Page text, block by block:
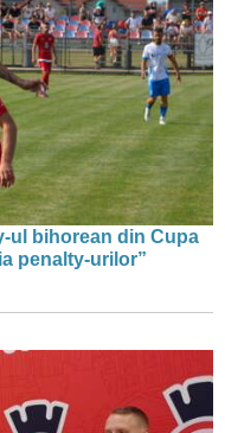
ul bihorean din Cupa
penalty-urilor”